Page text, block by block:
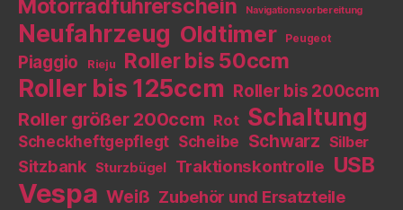
Motorradführerschein Navigationsvorbereitung
Neufahrzeug Oldtimer Peugeot
Piaggio Rieju Roller bis 50ccm
Roller bis 125ccm Roller bis 200ccm
Roller größer 200ccm Rot Schaltung
Scheckheftgepflegt Scheibe Schwarz Silber
Sitzbank Sturzbügel Traktionskontrolle USB
Vespa Weiß Zubehör und Ersatzteile